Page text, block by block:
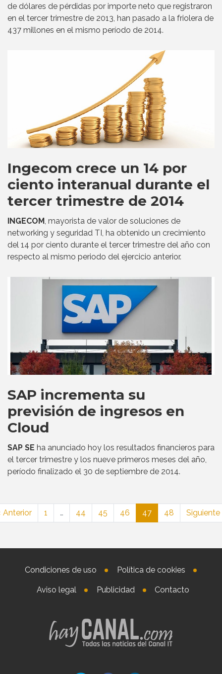
de dólares de pérdidas por importe neto que registraron
en el tercer trimestre de 2013, han pasado a la friolera de
437 millones en el mismo período de 2014.
Ingecom crece un 14 por
ciento interanual durante el
tercer trimestre de 2014
INGECOM, mayorista de valor de soluciones de
networking y seguridad TI, ha obtenido un crecimiento
del 14 por ciento durante el tercer trimestre del año con
respecto al mismo periodo del ejercicio anterior.
SAP incrementa su
previsión de ingresos en
Cloud
SAP SE ha anunciado hoy los resultados financieros para
el tercer trimestre y los nueve primeros meses del año,
período finalizado el 30 de septiembre de 2014.
Anterior 1 … 44 45 46 47 48 Siguiente
Condiciones de uso Política de cookies
Aviso legal Publicidad Contacto